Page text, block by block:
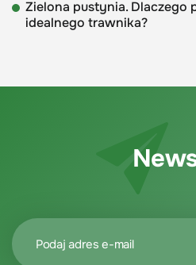
Zielona pustynia. Dlaczego
idealnego trawnika?